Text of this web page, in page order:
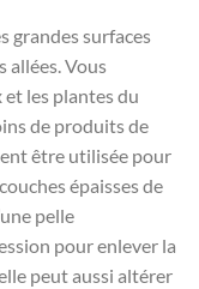
grandes surfaces
allées. Vous
et les plantes du
de produits de
être utilisée pour
épaisses de
pelle
pour enlever la
peut aussi altérer